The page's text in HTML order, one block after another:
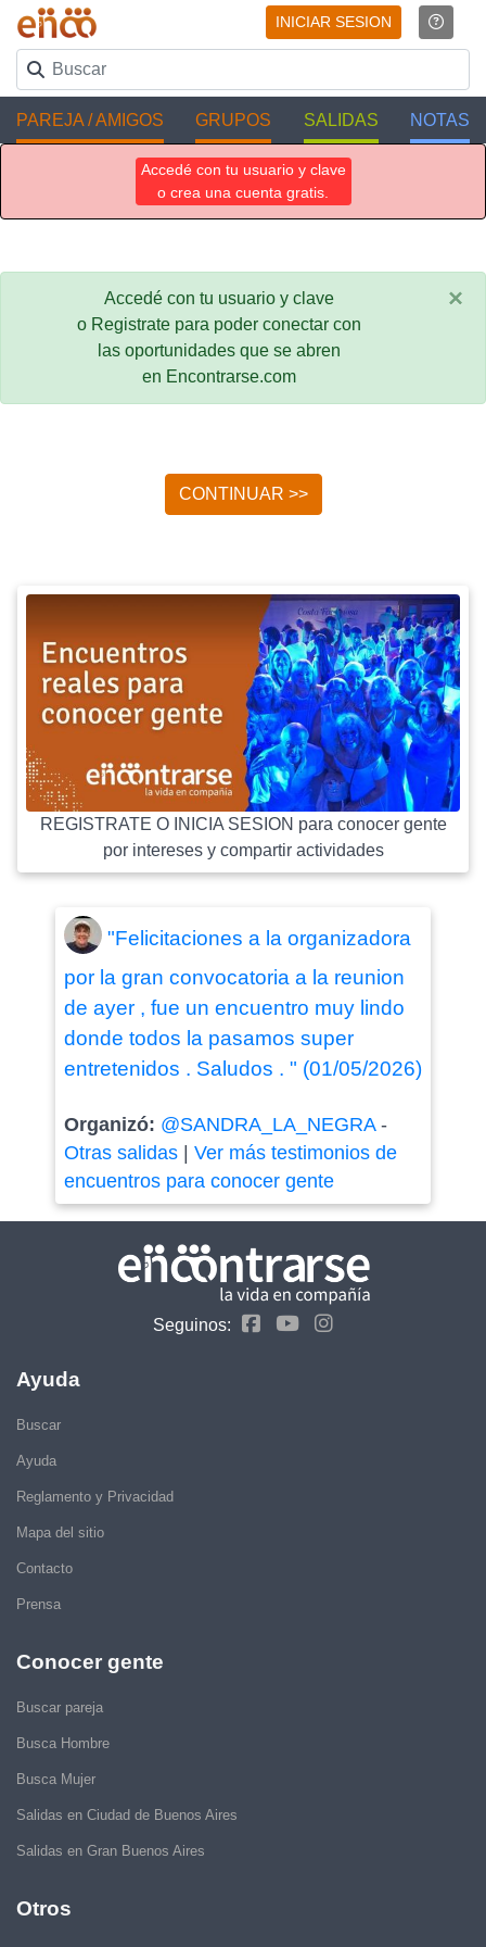
INICIAR SESION
PAREJA / AMIGOS GRUPOS SALIDAS NOTAS
Accedé con tu usuario y clave
o crea una cuenta gratis.
Accedé con tu usuario y clave
o Registrate para poder conectar con
las oportunidades que se abren
en Encontrarse.com
×
CONTINUAR >>
REGISTRATE O INICIA SESION para conocer gente
por intereses y compartir actividades
"Felicitaciones a la organizadora
por la gran convocatoria a la reunion
de ayer , fue un encuentro muy lindo
donde todos la pasamos super
entretenidos . Saludos . " (01/05/2026)
Organizó: @SANDRA_LA_NEGRA-
Otras salidas| Ver más testimonios de
encuentros para conocer gente
Seguinos:
Ayuda
Buscar
Ayuda
Reglamento y Privacidad
Mapa del sitio
Contacto
Prensa
Conocer gente
Buscar pareja
Busca Hombre
Busca Mujer
Salidas en Ciudad de Buenos Aires
Salidas en Gran Buenos Aires
Otros